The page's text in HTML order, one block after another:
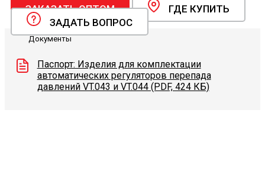
ЗАКАЗАТЬ ОПТОМ
ГДЕ КУПИТЬ
ЗАДАТЬ ВОПРОС
Документы
Паспорт: Изделия для комплектации
автоматических регуляторов перепада
давлений VT.043 и VT.044 (PDF, 424 КБ)